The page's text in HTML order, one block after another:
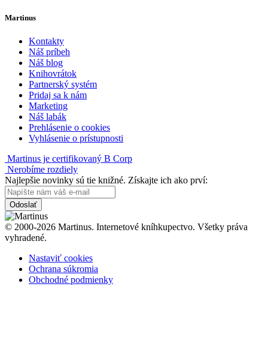
Martinus
Kontakty
Náš príbeh
Náš blog
Knihovrátok
Partnerský systém
Pridaj sa k nám
Marketing
Náš labák
Prehlásenie o cookies
Vyhlásenie o prístupnosti
Martinus je certifikovaný B Corp
Nerobíme rozdiely
Najlepšie novinky sú tie knižné. Získajte ich ako prví:
Odoslať
© 2000-2026 Martinus. Internetové kníhkupectvo. Všetky práva
vyhradené.
Nastaviť cookies
Ochrana súkromia
Obchodné podmienky